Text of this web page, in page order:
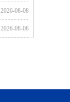
2026-08-08
2026-08-08